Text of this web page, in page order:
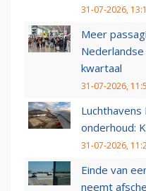
31-07-2026,
Meer
kwartaal
31-07-2026,
onderhoud:
31-07-2026,
Einde van
neemt